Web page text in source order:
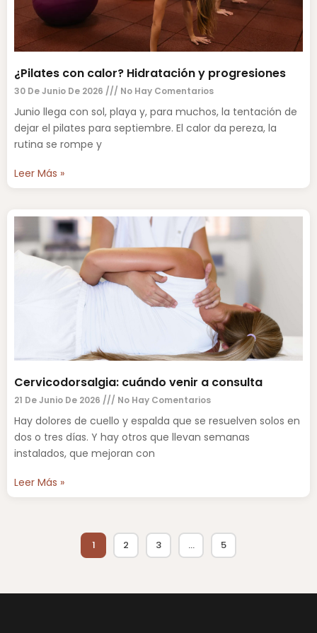
¿Pilates con calor? Hidratación y progresiones
30 De Junio De 2026 No Hay Comentarios
Junio llega con sol, playa y, para muchos, la tentación de
dejar el pilates para septiembre. El calor da pereza, la
rutina se rompe y
Leer Más »
Cervicodorsalgia: cuándo venir a consulta
21 De Junio De 2026 No Hay Comentarios
Hay dolores de cuello y espalda que se resuelven solos en
dos o tres días. Y hay otros que llevan semanas
instalados, que mejoran con
Leer Más »
1 2 3 … 5